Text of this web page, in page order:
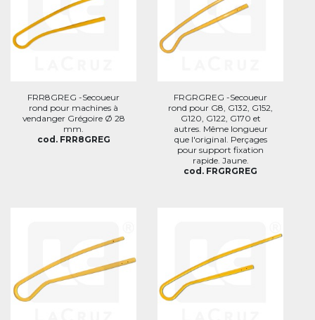
FRR8GREG -Secoueur
rond pour machines à
vendanger Grégoire Ø 28
mm.
cod. FRR8GREG
FRGRGREG -Secoueur
rond pour G8, G132, G152,
G120, G122, G170 et
autres. Même longueur
que l'original. Perçages
pour support fixation
rapide. Jaune.
cod. FRGRGREG